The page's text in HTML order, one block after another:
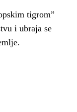
tigrom”
i ubraja se